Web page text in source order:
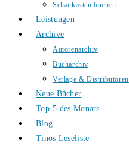
Schaukasten buchen
Leistungen
Archive
Autorenarchiv
Bucharchiv
Verlage & Distributoren
Neue Bücher
Top-5 des Monats
Blog
Tinos Leseliste